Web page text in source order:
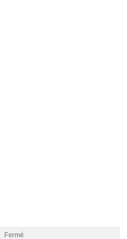
Fermé